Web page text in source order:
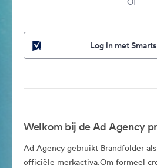
Log in met
Welkom bij de Ad Agency
Ad Agency gebruikt Brandfolder
officiële merkactiva.Om formeel